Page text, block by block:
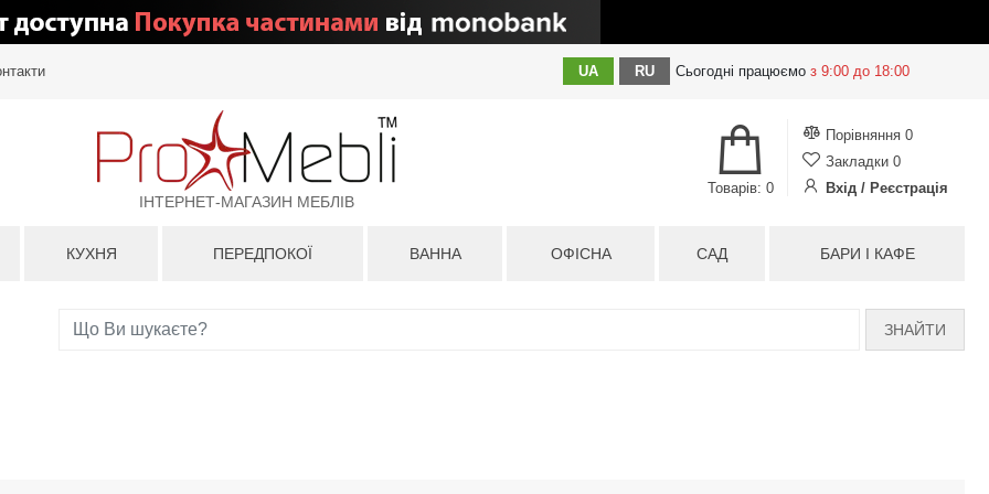
UA RU Сьогодні працюємо з 9:00 до 18:00
ІНТЕРНЕТ-МАГАЗИН МЕБЛІВ
Порівняння 0
Закладки 0
Вхід / Реєстрація
Товарів: 0
КУХНЯ ПЕРЕДПОКОЇ ВАННА ОФІСНА САД БАРИ І КАФЕ
ЗНАЙТИ